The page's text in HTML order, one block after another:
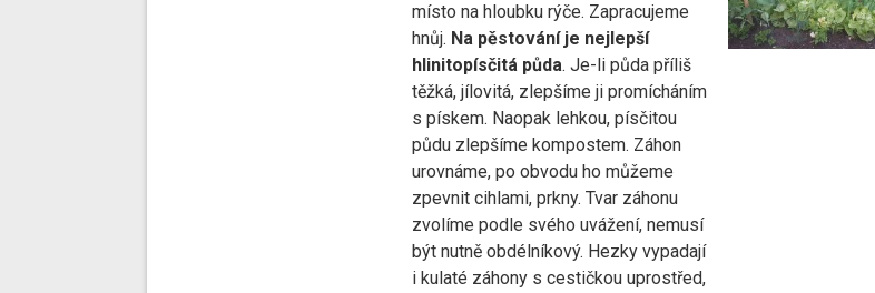
místo na hloubku rýče. Zapracujeme
hnůj. Na pěstování je nejlepší
hlinitopísčitá půda. Je-li půda příliš
těžká, jílovitá, zlepšíme ji promícháním
s pískem. Naopak lehkou, písčitou
půdu zlepšíme kompostem. Záhon
urovnáme, po obvodu ho můžeme
zpevnit cihlami, prkny. Tvar záhonu
zvolíme podle svého uvážení, nemusí
být nutně obdélníkový. Hezky vypadají
i kulaté záhony s cestičkou uprostřed,